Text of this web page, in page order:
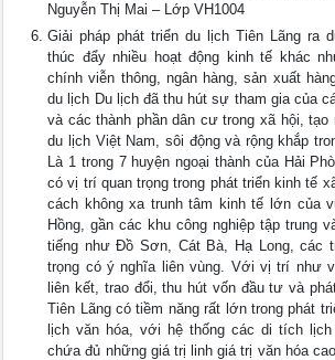
Nguyễn Thị Mai – Lớp VH1004
Giải pháp phát triển du lịch Tiên Lãng ra
thúc đẩy nhiều hoạt động kinh tế khác
chính viễn thông, ngân hàng, sản xuất
du lịch Du lịch đã thu hút sự tham gia của
và các thành phần dân cư trong xã hội, tạo
du lịch Việt Nam, sôi động và rộng khắp
Là 1 trong 7 huyện ngoại thành của Hải
có vị trí quan trọng trong phát triển kinh tế
cách không xa trunh tâm kinh tế lớn của
Hồng, gần các khu công nghiệp tập trung
tiếng như Đồ Sơn, Cát Bà, Hạ Long, các
trọng có ý nghĩa liên vùng. Với vị trí như
liên kết, trao đổi, thu hút vốn đầu tư và
Tiên Lãng có tiềm năng rất lớn trong phát
lịch văn hóa, với hệ thống các di tích
chứa đủ những giá trị linh giá trị văn hóa